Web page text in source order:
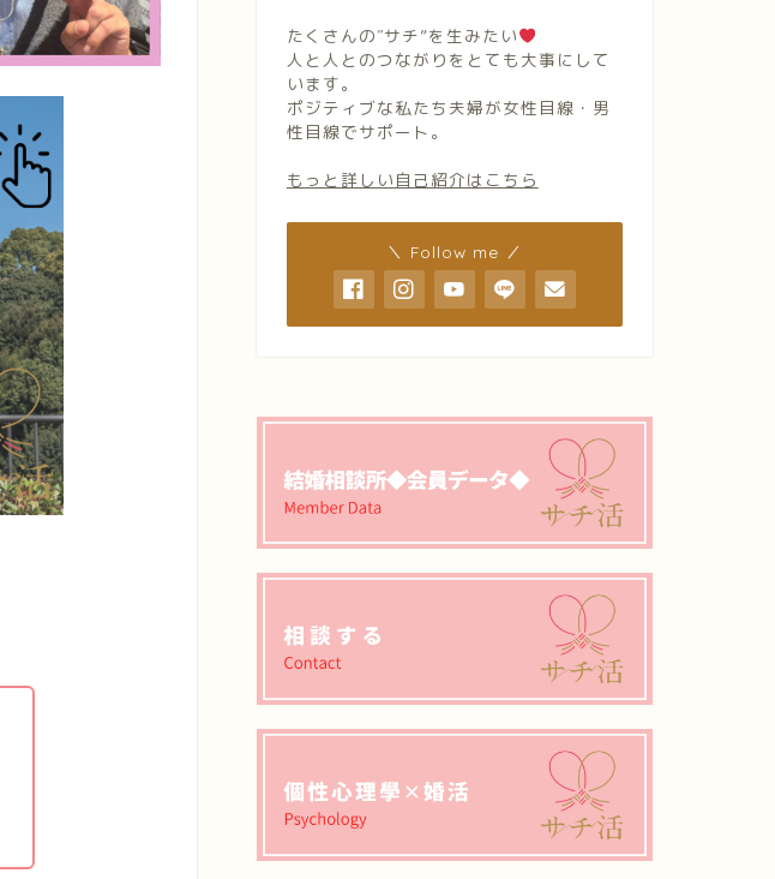
たくさんの″サチ”を生みたい
人と人とのつながりをとても大事にして
います。
ポジティブな私たち夫婦が女性目線・男
性目線でサポート。
もっと詳しい自己紹介はこちら
＼ Follow me ／